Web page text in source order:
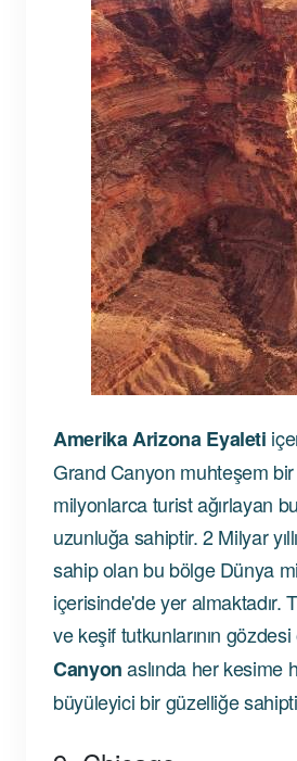
Amerika Arizona Eyaleti
Grand Canyon muhteşem bir
milyonlarca turist ağırlayan
uzunluğa sahiptir. 2 Milyar
sahip olan bu bölge Dünya
içerisinde'de yer almaktadır.
ve keşif tutkunlarının
Canyonaslında her kesime
büyüleyici bir güzelliğe